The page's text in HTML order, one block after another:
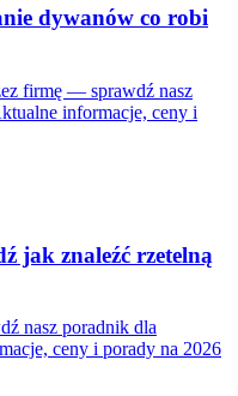
dywanów co robi
firmę — sprawdź nasz
informacje, ceny i
jak znaleźć rzetelną
nasz poradnik dla
ceny i porady na 2026